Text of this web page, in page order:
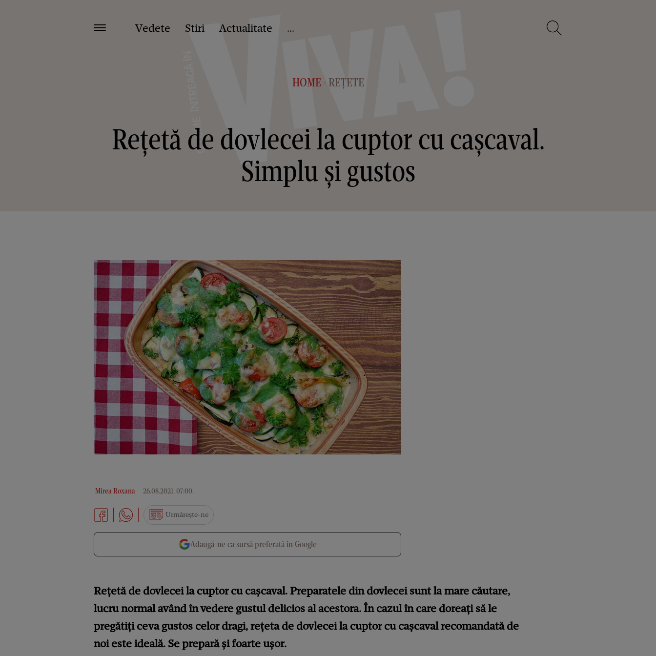
Vedete Stiri Actualitate ...
HOME > REȚETE
Rețetă de dovlecei la cuptor cu cașcaval.
Simplu și gustos
Mirea Roxana 26.08.2021, 07:00.
Urmărește-ne
Adaugă-ne ca sursă preferată în Google
Rețetă de dovlecei la cuptor cu cașcaval. Preparatele din dovlecei sunt la mare căutare,
lucru normal având în vedere gustul delicios al acestora. În cazul în care doreați să le
pregătiți ceva gustos celor dragi, rețeta de dovlecei la cuptor cu cașcaval recomandată de
noi este ideală. Se prepară și foarte ușor.